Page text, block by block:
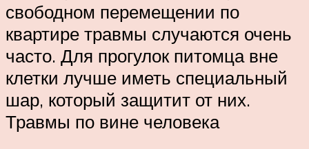
свободном перемещении по
квартире травмы случаются очень
часто. Для прогулок питомца вне
клетки лучше иметь специальный
шар, который защитит от них.
Травмы по вине человека